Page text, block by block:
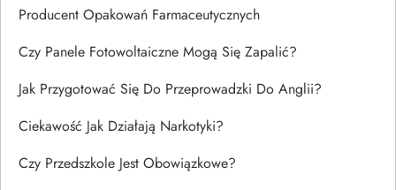
Producent Opakowań Farmaceutycznych
Czy Panele Fotowoltaiczne Mogą Się Zapalić?
Jak Przygotować Się Do Przeprowadzki Do Anglii?
Ciekawość Jak Działają Narkotyki?
Czy Przedszkole Jest Obowiązkowe?